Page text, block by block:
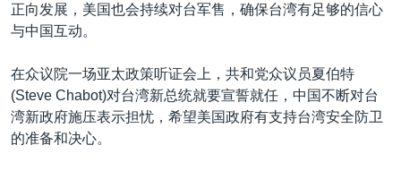
关注西藏
GEN Z 看美国
正向发展，美国也会持续对台军售，确保台湾有足够的信心
与中国互动。
在众议院一场亚太政策听证会上，共和党众议员夏伯特
(Steve Chabot)对台湾新总统就要宣誓就任，中国不断对台
湾新政府施压表示担忧，希望美国政府有支持台湾安全防卫
的准备和决心。